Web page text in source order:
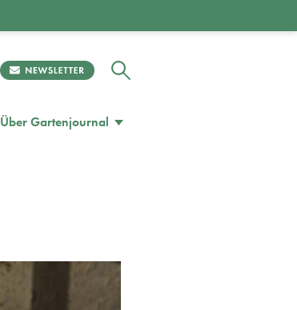
Über Gartenjournal